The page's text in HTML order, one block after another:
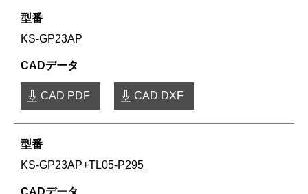
KS-GP23AP
CAD PDF CAD DXF
KS-GP23AP+TL05-P295